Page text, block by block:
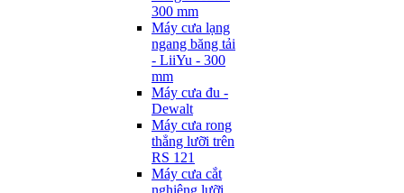
300 mm
Máy cưa lạng
ngang băng tải
- LiiYu - 300
mm
Máy cưa đu -
Dewalt
Máy cưa rong
thẳng lưỡi trên
RS 121
Máy cưa cắt
nghiêng lưỡi